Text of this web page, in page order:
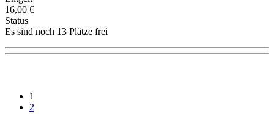
16,00 €
Status
Es sind noch 13 Plätze frei
1
2